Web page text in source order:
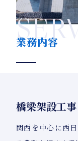
業務内容
橋梁架設工事
関西を中心に西